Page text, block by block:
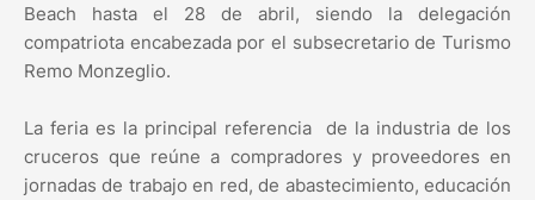
Beach hasta el 28 de abril, siendo la delegación
compatriota encabezada por el subsecretario de Turismo
Remo Monzeglio.
La feria es la principal referencia de la industria de los
cruceros que reúne a compradores y proveedores en
jornadas de trabajo en red, de abastecimiento, educación